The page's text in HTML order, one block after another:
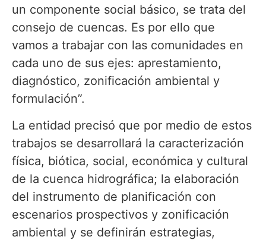
un componente social básico, se trata del
consejo de cuencas. Es por ello que
vamos a trabajar con las comunidades en
cada uno de sus ejes: aprestamiento,
diagnóstico, zonificación ambiental y
formulación”.
La entidad precisó que por medio de estos
trabajos se desarrollará la caracterización
física, biótica, social, económica y cultural
de la cuenca hidrográfica; la elaboración
del instrumento de planificación con
escenarios prospectivos y zonificación
ambiental y se definirán estrategias,